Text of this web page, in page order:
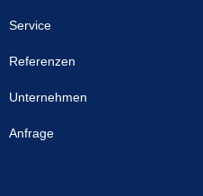
Service
Referenzen
Unternehmen
Anfrage